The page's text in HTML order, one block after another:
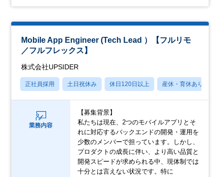
Mobile App Engineer (Tech Lead ）【フルリモ
／フルフレックス】
株式会社UPSIDER
正社員採用 土日祝休み 休日120日以上 産休・育休あり
業務内容
【募集背景】
私たちは現在、2つのモバイルアプリとそ
れに対応するバックエンドの開発・運用を
少数のメンバーで担っています。しかし、
プロダクトの成長に伴い、より高い品質と
開発スピードが求められる中、現体制では
十分とは言えない状況です。特に